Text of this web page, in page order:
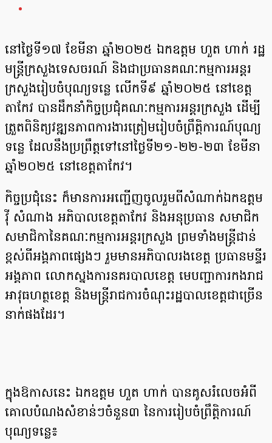
នៅថ្ងៃទី១៧ ខែមីនា ឆ្នាំ២០២៥ ឯកឧត្តម ហួត ហាក់ រដ្ឋ
មន្ត្រីក្រសួងទេសចរណ៍ និងជាប្រធានគណៈកម្មការអន្តរ
ក្រសួងរៀបចំបុណ្យទន្លេ លើកទី៩ ឆ្នាំ២០២៥ នៅខេត្ត
តាកែវ បានដឹកនាំកិច្ចប្រជុំគណៈកម្មការអន្តរក្រសួង ដើម្បី
ត្រួតពិនិត្យវឌ្ឍនភាពការងារត្រៀមរៀបចំព្រឹត្តិការណ៍បុណ្យ
ទន្លេ ដែលនឹងប្រព្រឹត្តទៅនៅថ្ងៃទី២១-២២-២៣ ខែមីនា
ឆ្នាំ២០២៥ នៅខេត្តតាកែវ។
កិច្ចប្រជុំនេះ ក៏មានការអញ្ជើញចូលរួមពីសំណាក់ឯកឧត្តម
វ៉ី សំណាង អភិបាលខេត្តតាកែវ និងអនុប្រធាន សមាជិក
សមាជិកានៃគណៈកម្មការអន្តរក្រសួង ព្រមទាំងមន្រ្តីជាន់
ខ្ពស់ពីអង្គភាពផ្សេងៗ រួមមានអភិបាលរងខេត្ត ប្រធានមន្ទីរ
អង្គភាព លោកស្នងការនគរបាលខេត្ត មេបញ្ជាការកងរាជ
អាវុធហត្ថខេត្ត និងមន្រ្តីរាជការចំណុះរដ្ឋបាលខេត្តជាច្រើន
នាក់ផងដែរ។
ក្នុងឱកាសនេះ ឯកឧត្តម ហួត ហាក់ បានគូសរំលេចអំពី
គោលបំណងសំខាន់ៗចំនួន៣ នៃការរៀបចំព្រឹត្តិការណ៍
បុណ្យទន្លេ៖